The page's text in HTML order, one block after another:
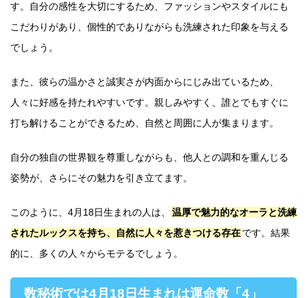
す。自分の感性を大切にするため、ファッションやスタイルにも
こだわりがあり、個性的でありながらも洗練された印象を与える
でしょう。
また、彼らの温かさと誠実さが内面からにじみ出ているため、
人々に好感を持たれやすいです。親しみやすく、誰とでもすぐに
打ち解けることができるため、自然と周囲に人が集まります。
自分の独自の世界観を尊重しながらも、他人との調和を重んじる
姿勢が、さらにその魅力を引き立てます。
このように、4月18日生まれの人は、
温厚で魅力的なオーラと洗練
されたルックスを持ち、自然に人々を惹きつける存在です。結果
的に、多くの人々からモテるでしょう。
数秘術では4月18日生まれは運命数「4」